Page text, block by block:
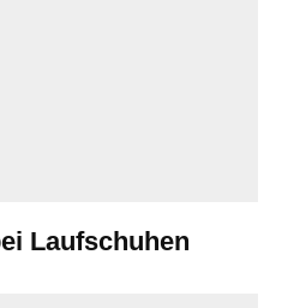
Laufschuhen